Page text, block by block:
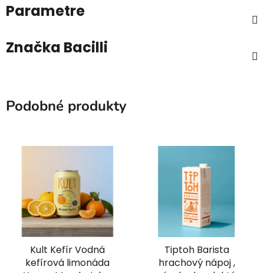
Parametre
Značka Bacilli
Podobné produkty
Kult Kefír Vodná
kefírová limonáda
Tiptoh Barista
hrachový nápoj ,